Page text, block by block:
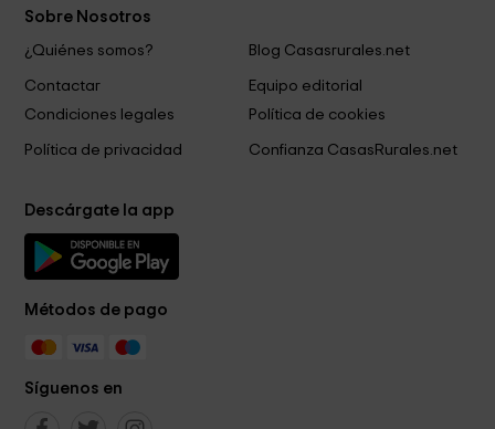
Sobre Nosotros
¿Quiénes somos?
Blog Casasrurales.net
Contactar
Equipo editorial
Condiciones legales
Política de cookies
Política de privacidad Confianza CasasRurales.net
Descárgate la app
Métodos de pago
Síguenos en